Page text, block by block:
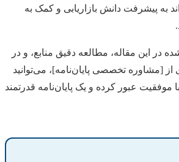
به پیشرفت دانش بازاریابی و کمک به
در این مقاله، مطالعه دقیق منابع، و در
[مشاوره تخصصی پایان‌نامه]، می‌توانید
موفقیت عبور کرده و یک پایان‌نامه قدرتمند